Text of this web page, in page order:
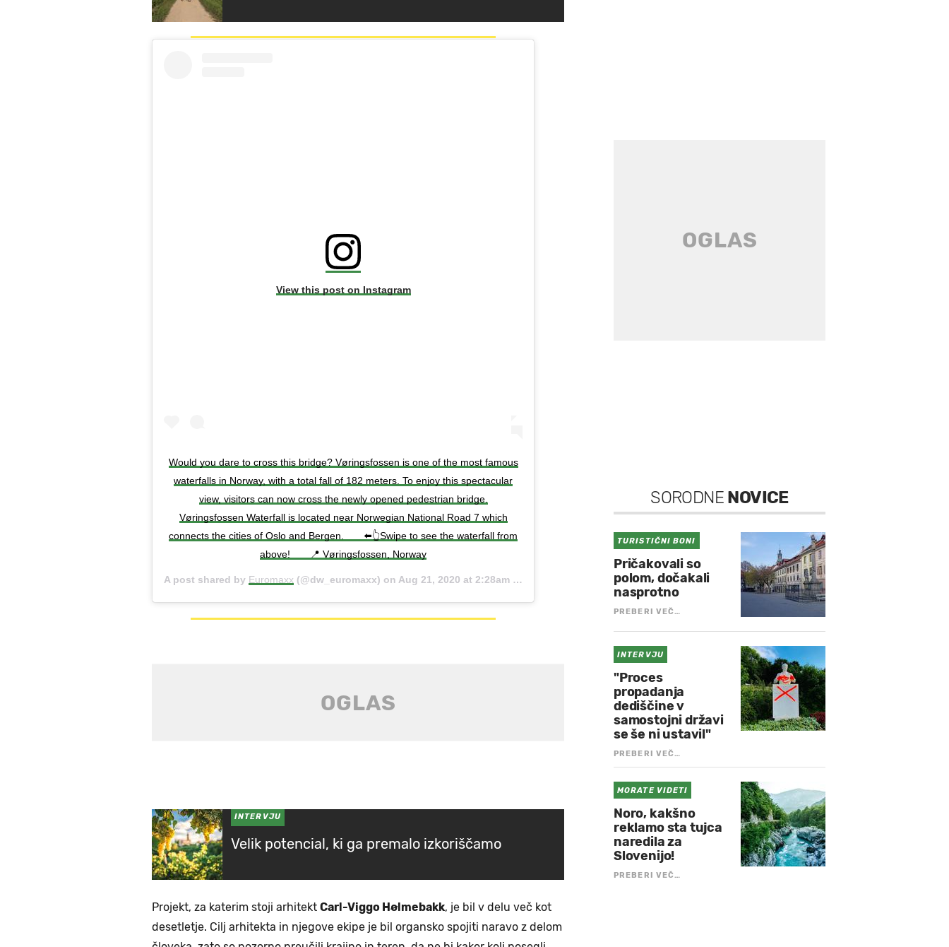
View this post on Instagram
Would you dare to cross this bridge? Vøringsfossen is one of the most famous
waterfalls in Norway, with a total fall of 182 meters. To enjoy this spectacular
view, visitors can now cross the newly opened pedestrian bridge.
Vøringsfossen Waterfall is located near Norwegian National Road 7 which
connects the cities of Oslo and Bergen.⁠⠀ ⁠⠀ ⬅️👆Swipe to see the waterfall from
above!⁠⠀ ⁠⠀ 📍 Vøringsfossen, Norway
A post shared by Euromaxx (@dw_euromaxx) on Aug 21, 2020 at 2:28am PDT
INTERVJU
Velik potencial, ki ga premalo izkoriščamo
Projekt, za katerim stoji arhitekt Carl-Viggo Hølmebakk, je bil v delu več kot
desetletje. Cilj arhitekta in njegove ekipe je bil organsko spojiti naravo z delom
SORODNE NOVICE
TURISTIČNI BONI
Pričakovali so
polom, dočakali
nasprotno
PREBERI VEČ…
INTERVJU
"Proces
propadanja
dediščine v
samostojni državi
se še ni ustavil"
PREBERI VEČ…
MORATE VIDETI
Noro, kakšno
reklamo sta tujca
naredila za
Slovenijo!
PREBERI VEČ…